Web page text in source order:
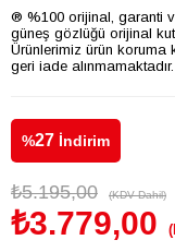
® %100 orijinal, garanti
güneş gözlüğü orijinal
Ürünlerimiz ürün koruma
geri iade alınmamaktadır.
%27 İndirim
₺5.195,00 (KDV Dahil)
₺3.779,00